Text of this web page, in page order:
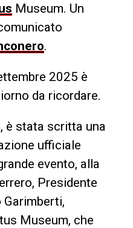
Museum. Un
.
2025 è
da ricordare.
è stata scritta una
ufficiale
evento, alla
Presidente
Museum, che